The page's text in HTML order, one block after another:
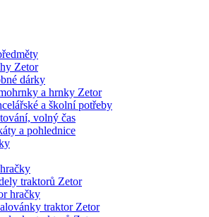
Zetor
dárky
a hrnky Zetor
a školní potřeby
volný čas
a pohlednice
traktorů Zetor
hračky
traktor Zetor